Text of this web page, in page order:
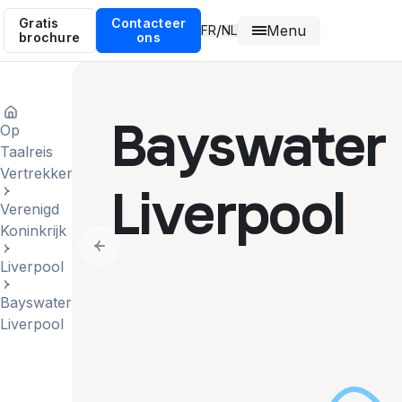
Gratis
brochure
Contacteer
ons
FR/NL Menu
Op
Taalreis
Vertrekken
Verenigd
Koninkrijk
Liverpool
Bayswater
Liverpool
Bayswater
Liverpool
Previous slide